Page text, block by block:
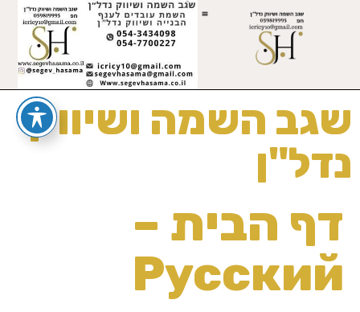
שגב השמה ושיווק
נדל"ן
דף הבית –
Русский